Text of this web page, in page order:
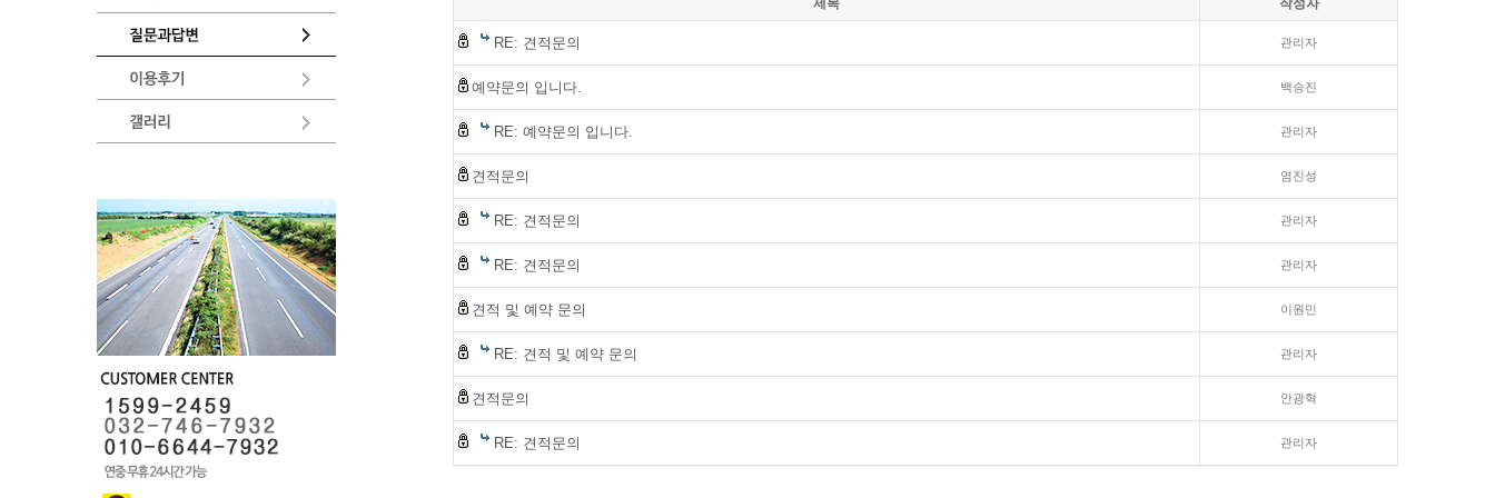
제목 작성자
RE: 견적문의 관리자
예약문의 입니다. 백승진
RE: 예약문의 입니다. 관리자
견적문의 염진성
RE: 견적문의 관리자
RE: 견적문의 관리자
견적 및 예약 문의 이원민
RE: 견적 및 예약 문의 관리자
견적문의 안광혁
RE: 견적문의 관리자